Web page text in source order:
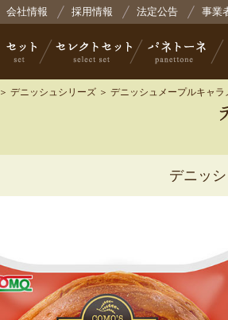
株式会社コモ
会社情報 採用情報 法定公告 事業
＞ デニッシュシリーズ ＞ デニッシュメープルキャラ
デニッ